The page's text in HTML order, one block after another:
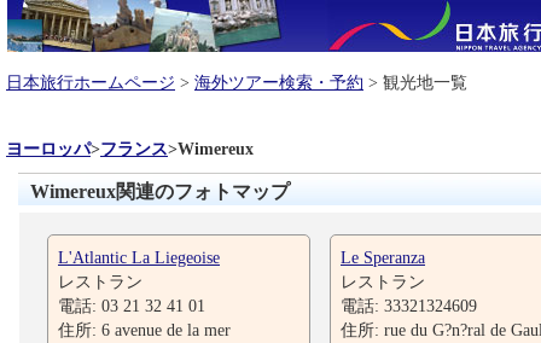
日本旅行ホームページ > 海外ツアー検索・予約 > 観光地一覧
ヨーロッパ>フランス>Wimereux
Wimereux関連のフォトマップ
L'Atlantic La Liegeoise
レストラン
電話: 03 21 32 41 01
住所: 6 avenue de la mer
Le Speranza
レストラン
電話: 33321324609
住所: rue du G?n?ral de